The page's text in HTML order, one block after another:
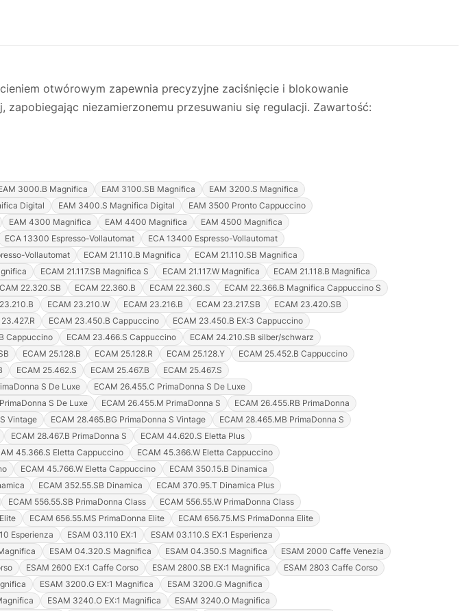
otwórowym zapewnia precyzyjne zaciśnięcie i blokowanie
niezamierzonemu przesuwaniu się regulacji. Zawartość:
3000.B Magnifica EAM 3100.SB Magnifica
EAM 3200.S Magnifica
Digital EAM 3400.S Magnifica Digital
EAM 3500 Pronto Cappuccino
EAM 4300 Magnifica EAM 4400 Magnifica
EAM 4500 Magnifica
ECA 13300 Espresso-Vollautomat
ECA 13400 Espresso-Vollautomat
Vollautomat ECAM 21.110.B Magnifica
ECAM 21.110.SB Magnifica
ECAM 21.117.SB Magnifica S ECAM 21.117.W Magnifica
ECAM 21.118.B Magnifica
22.320.SB ECAM 22.360.B ECAM 22.360.S
ECAM 22.366.B Magnifica Cappuccino S
ECAM 23.210.W ECAM 23.216.B ECAM 23.217.SB
ECAM 23.420.SB
ECAM 23.450.B Cappuccino
ECAM 23.450.B EX:3 Cappuccino
Cappuccino ECAM 23.466.S Cappuccino
ECAM 24.210.SB silber/schwarz
ECAM 25.128.B ECAM 25.128.R ECAM 25.128.Y
ECAM 25.452.B Cappuccino
ECAM 25.462.S ECAM 25.467.B
ECAM 25.467.S
S De Luxe
ECAM 26.455.C PrimaDonna S De Luxe
S De Luxe ECAM 26.455.M PrimaDonna S
ECAM 26.455.RB PrimaDonna
Vintage ECAM 28.465.BG PrimaDonna S Vintage
ECAM 28.465.MB PrimaDonna S
ECAM 28.467.B PrimaDonna S
ECAM 44.620.S Eletta Plus
45.366.S Eletta Cappuccino
ECAM 45.366.W Eletta Cappuccino
ECAM 45.766.W Eletta Cappuccino
ECAM 350.15.B Dinamica
ECAM 352.55.SB Dinamica
ECAM 370.95.T Dinamica Plus
ECAM 556.55.SB PrimaDonna Class
ECAM 556.55.W PrimaDonna Class
ECAM 656.55.MS PrimaDonna Elite
ECAM 656.75.MS PrimaDonna Elite
Esperienza ESAM 03.110 EX:1
ESAM 03.110.S EX:1 Esperienza
ESAM 04.320.S Magnifica ESAM 04.350.S Magnifica
ESAM 2000 Caffe Venezia
ESAM 2600 EX:1 Caffe Corso ESAM 2800.SB EX:1 Magnifica
ESAM 2803 Caffe Corso
ESAM 3200.G EX:1 Magnifica
ESAM 3200.G Magnifica
ESAM 3240.O EX:1 Magnifica
ESAM 3240.O Magnifica